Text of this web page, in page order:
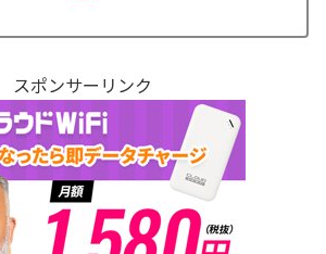
スポンサーリンク